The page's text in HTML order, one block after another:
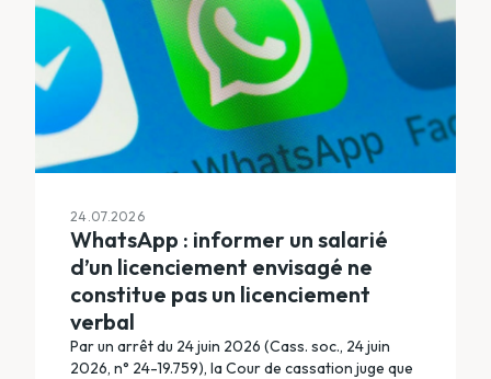
24.07.2026
WhatsApp : informer un salarié
d’un licenciement envisagé ne
constitue pas un licenciement
verbal
Par un arrêt du 24 juin 2026 (Cass. soc., 24 juin
2026, n° 24-19.759), la Cour de cassation juge que